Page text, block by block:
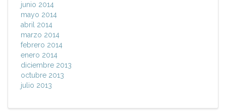
junio 2014
mayo 2014
abril 2014
marzo 2014
febrero 2014
enero 2014
diciembre 2013
octubre 2013
julio 2013